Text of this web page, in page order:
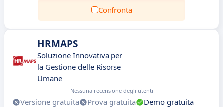
Confronta
HRMAPS
Soluzione Innovativa per
la Gestione delle Risorse
Umane
Nessuna recensione degli utenti
Versione gratuita Prova gratuita
Demo gratuita